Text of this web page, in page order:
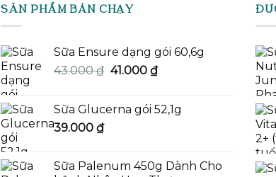
SẢN PHẨM BÁN CHẠY
Sữa Ensure dạng gói 60,6g
43.000₫ Giá
43.000 ₫.
41.000 ₫Giá
là:
Sữa Glucerna gói 52,1g
39.000 ₫
Sữa Palenum 450g Dành Cho